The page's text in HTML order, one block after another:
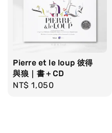
Pierre et le loup 彼得
與狼｜書＋CD
Regular
NT$ 1,050